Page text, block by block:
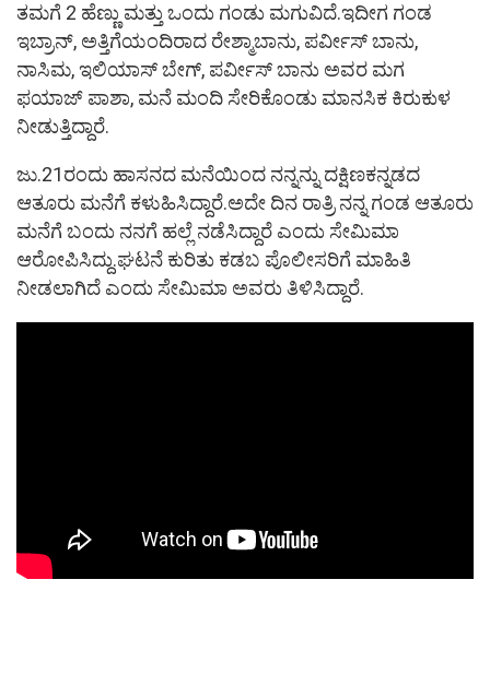
ತಮಗೆ 2 ಹೆಣ್ಣು ಮತ್ತು ಒಂದು ಗಂಡು ಮಗುವಿದೆ.ಇದೀಗ ಗಂಡ
ಇಬ್ರಾನ್, ಅತ್ತಿಗೆಯಂದಿರಾದ ರೇಶ್ಮಾಬಾನು, ಪರ್ವೀಸ್ ಬಾನು,
ನಾಸಿಮ, ಇಲಿಯಾಸ್ ಬೇಗ್, ಪರ್ವೀಸ್ ಬಾನು ಅವರ ಮಗ
ಫಯಾಜ್ ಪಾಶಾ, ಮನೆ ಮಂದಿ ಸೇರಿಕೊಂಡು ಮಾನಸಿಕ ಕಿರುಕುಳ
ನೀಡುತ್ತಿದ್ದಾರೆ.
ಜು.21ರಂದು ಹಾಸನದ ಮನೆಯಿಂದ ನನ್ನನ್ನು ದಕ್ಷಿಣಕನ್ನಡದ
ಆತೂರು ಮನೆಗೆ ಕಳುಹಿಸಿದ್ದಾರೆ.ಅದೇ ದಿನ ರಾತ್ರಿ ನನ್ನ ಗಂಡ ಆತೂರು
ಮನೆಗೆ ಬಂದು ನನಗೆ ಹಲ್ಲೆ ನಡೆಸಿದ್ದಾರೆ ಎಂದು ಸೇಮಿಮಾ
ಆರೋಪಿಸಿದ್ದು.ಘಟನೆ ಕುರಿತು ಕಡಬ ಪೊಲೀಸರಿಗೆ ಮಾಹಿತಿ
ನೀಡಲಾಗಿದೆ ಎಂದು ಸೇಮಿಮಾ ಅವರು ತಿಳಿಸಿದ್ದಾರೆ.